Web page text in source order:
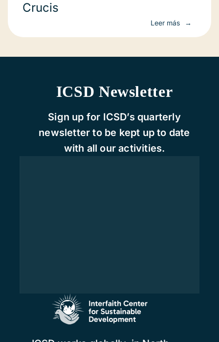
Crucis
Leer más
ICSD Newsletter
Sign up for ICSD’s quarterly
newsletter to be kept up to date
with all our activities.